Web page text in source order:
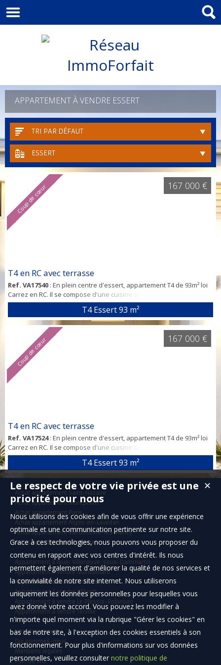
APPARTEMENT À VENDRE ESSERT
TRI PAR DÉFAUT
ESSERT
Coup de cœur
T4 en RC avec terrasse
Ref. VA17540 : En plein centre d'essert, appartement T4 de 93m² loi
Carrez en RC. Il se compose d'une cuisine américaine sur salle à
manger, 2 chambres , 1 autre pièce de rangement, salle de bain
(douche), toilette indépendant et d'une belle terrasse. Fenêtre PVC
double vitrage, chauffage gaz individuel. Garage 1 voiture. Charge
de copro : 95€ mensuel. Taxe foncière : 1400€. Aucun travaux à
T4 Essert93 m²
167 000 €
Coup de cœur
T4 en RC avec terrasse
Ref. VA17524: En plein centre d'essert, appartement T4 de 93m² loi
Carrez en RC. Il se compose d'une cuisine américaine sur salle à
manger, 2 chambres , 1 autre pièce de rangement, salle de bain
(douche), toilette indépendant et d'une belle terrasse. Fenêtre PVC
double vitrage, chauffage gaz individuel. Garage 1 voiture. Charge
de copro : 95€ mensuel. Taxe foncière : 1400€. Aucun travaux à
prévo...
T4 Essert93 m²
167 000 €
Achat appartement Saint-Nazaire
Achat appartement Montpellier
Achat appartement Paris
Achat appartement Aspin-en-Lavedan
Achat appartement Vandoeuvre-lès-Nancy
Achat appartement Bordeaux
Appartement à louer Villeneuve-sous-Dammartin
Appartement à vendre Montbéliard
Appartement à vendre Altkirch
Appartement à vendre Altkirch
Appartement à vendre Le Plessis-Robinson
Appartement à vendre Terville
Nos Honoraires
Qui sommes-nous
Mentions légales
Plan du site
✕
Le respect de votre vie privée est une
priorité pour nous
Nous utilisons des cookies afin de vous offrir une expérience
optimale et une communication pertinente sur notre site.
Grace à ces technologies, nous pouvons vous proposer du
contenu en rapport avec vos centres d'intérêt. Ils nous
permettent également d'améliorer la qualité de nos services et
la convivialité de notre site internet. Nous utiliserons
uniquement les données personnelles pour lesquelles vous
avez donné votre accord. Vous pouvez les modifier à
n'importe quel moment via la rubrique "Gérer les cookies" en
bas de notre site, à l'exception des cookies essentiels à son
fonctionnement. Pour plus d'informations sur vos données
personnelles, veuillez consulter notre politique de